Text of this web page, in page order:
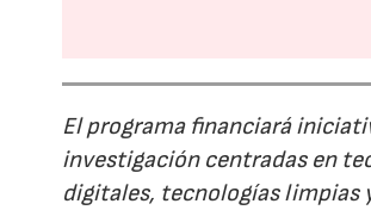
El programa financiará
investigación centradas en
digitales, tecnologías limpias